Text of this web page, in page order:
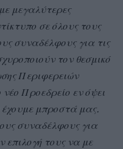
μεγαλύτερες
σε όλους τους
συναδέλφους για τις
τον θεσμικό
Περιφερειών
Προεδρείο εν όψει
μπροστά μας.
συναδέλφους για
επιλογή τους να με